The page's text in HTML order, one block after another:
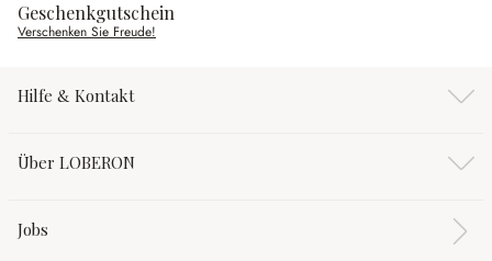
Geschenkgutschein
Verschenken Sie Freude!
Hilfe & Kontakt
Über LOBERON
Jobs